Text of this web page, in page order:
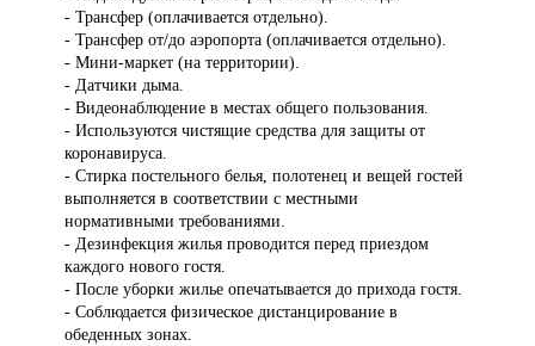
- Трансфер (оплачивается отдельно).
- Трансфер от/до аэропорта (оплачивается отдельно).
- Мини-маркет (на территории).
- Датчики дыма.
- Видеонаблюдение в местах общего пользования.
- Используются чистящие средства для защиты от
коронавируса.
- Стирка постельного белья, полотенец и вещей гостей
выполняется в соответствии с местными
нормативными требованиями.
- Дезинфекция жилья проводится перед приездом
каждого нового гостя.
- После уборки жилье опечатывается до прихода гостя.
- Соблюдается физическое дистанцирование в
обеденных зонах.